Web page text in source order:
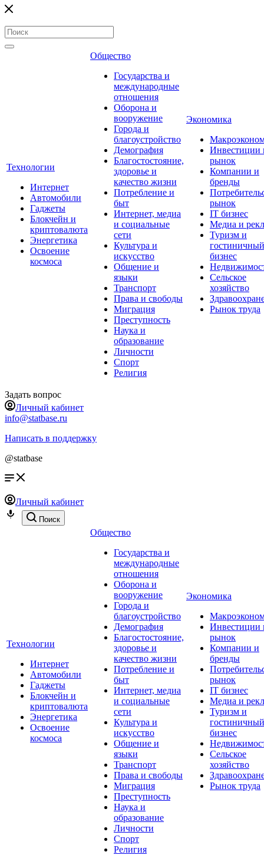
Технологии
Интернет
Автомобили
Гаджеты
Блокчейн и
криптовалюта
Энергетика
Освоение
космоса
Общество
Государства и
международные
отношения
Оборона и
вооружение
Города и
благоустройство
Демография
Благостостояние,
здоровье и
качество жизни
Потребление и
быт
Интернет, медиа
и социальные
сети
Культура и
искусство
Общение и
языки
Транспорт
Права и свободы
Миграция
Преступность
Наука и
образование
Личности
Спорт
Религия
Экономика
Инвестиции
рынок
Компании и
бренды
рынок
IT бизнес
Медиа и
Туризм и
гостиничный
бизнес
Сельское
хозяйство
Рынок труда
Задать вопрос
Личный кабинет
info@statbase.ru
Написать в поддержку
@statbase
Личный кабинет
Поиск
Технологии
Интернет
Автомобили
Гаджеты
Блокчейн и
криптовалюта
Энергетика
Освоение
космоса
Общество
Государства и
международные
отношения
Оборона и
вооружение
Города и
благоустройство
Демография
Благостостояние,
здоровье и
качество жизни
Потребление и
быт
Интернет, медиа
и социальные
сети
Культура и
искусство
Общение и
языки
Транспорт
Права и свободы
Миграция
Преступность
Наука и
образование
Личности
Спорт
Религия
Экономика
Инвестиции
рынок
Компании и
бренды
рынок
IT бизнес
Медиа и
Туризм и
гостиничный
бизнес
Сельское
хозяйство
Рынок труда